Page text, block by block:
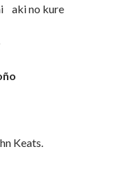
aki no kure
Keats.